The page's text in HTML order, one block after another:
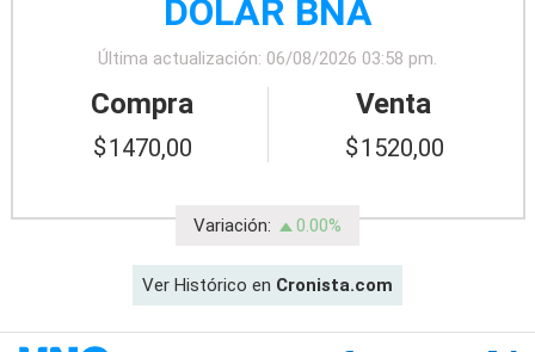
DÓLAR BNA
Última actualización: 06/08/2026 03:58 pm.
Compra
1470,00
Venta
1520,00
Variación: 0.00%
Ver Histórico en Cronista.com